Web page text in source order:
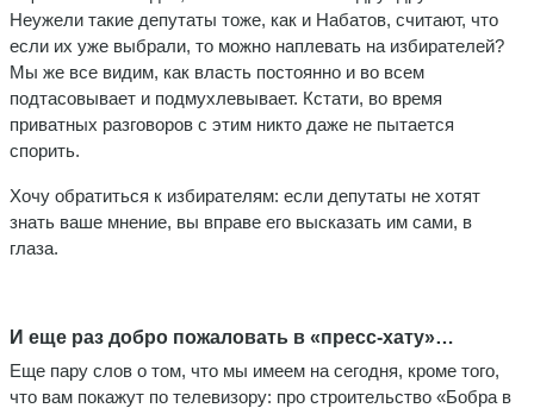
Неужели такие депутаты тоже, как и Набатов, считают, что
если их уже выбрали, то можно наплевать на избирателей?
Мы же все видим, как власть постоянно и во всем
подтасовывает и подмухлевывает. Кстати, во время
приватных разговоров с этим никто даже не пытается
спорить.
Хочу обратиться к избирателям: если депутаты не хотят
знать ваше мнение, вы вправе его высказать им сами, в
глаза.
И еще раз добро пожаловать в «пресс-хату»…
Еще пару слов о том, что мы имеем на сегодня, кроме того,
что вам покажут по телевизору: про строительство «Бобра в